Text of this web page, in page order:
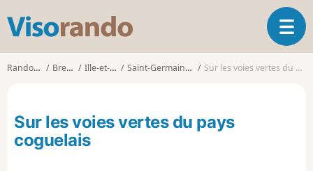
s
o
d
O
u
v
Randonnées Bretagne Ille-et-Vilaine Saint-Germain-en-Coglès Sur les voies vertes du pays coguelais
Sur les voies vertes du pays
coguelais